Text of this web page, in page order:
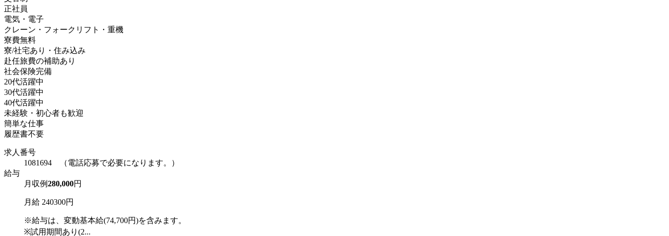
正社員
電気・電子
クレーン・フォークリフト・重機
寮費無料
寮/社宅あり・住み込み
赴任旅費の補助あり
社会保険完備
20代活躍中
30代活躍中
40代活躍中
未経験・初心者も歓迎
簡単な仕事
履歴書不要
求人番号
1081694 （電話応募で必要になります。）
給与
月収例280,000円
月給 240300円
※給与は、変動基本給(74,700円)を含みます。
※試用期間あり(2...